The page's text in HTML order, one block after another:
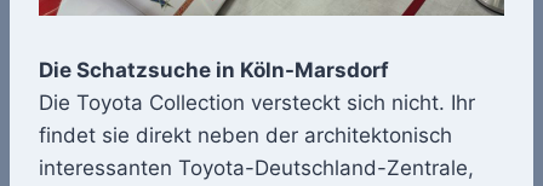
Die Schatzsuche in Köln-Marsdorf
Die Toyota Collection versteckt sich nicht. Ihr
findet sie direkt neben der architektonisch
interessanten Toyota-Deutschland-Zentrale,